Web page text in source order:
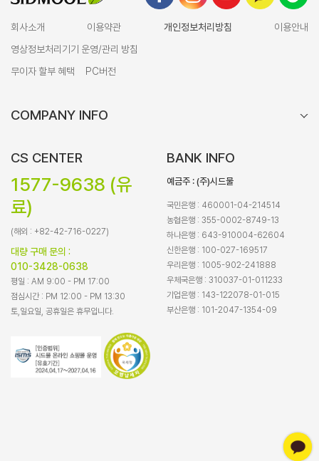
회사소개 이용약관 개인정보처리방침
이용안내
영상정보처리기기 운영/관리 방침
무이자 할부 혜택
PC버전
COMPANY INFO
CS CENTER
1577-9638 (유
료)
(해외 : +82-42-716-0227)
대량 구매 문의 :
010-3428-0638
평일 : AM 9:00 - PM 17:00
점심시간 : PM 12:00 - PM 13:30
토,일요일, 공휴일은 휴무입니다.
BANK INFO
예금주 : (주)시드물
국민은행 : 460001-04-214514
농협은행 : 355-0002-8749-13
하나은행 : 643-910004-62604
신한은행 : 100-027-169517
우리은행 : 1005-902-241888
우체국은행 : 310037-01-011233
기업은행 : 143-122078-01-015
부산은행 : 101-2047-1354-09